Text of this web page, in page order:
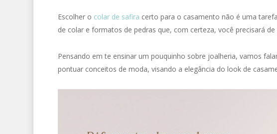
Escolher o colar de safira certo para o casamento não é uma
de colar e formatos de pedras que, com certeza, você precisará
Pensando em te ensinar um pouquinho sobre joalheria, vamos
pontuar conceitos de moda, visando a elegância do look de